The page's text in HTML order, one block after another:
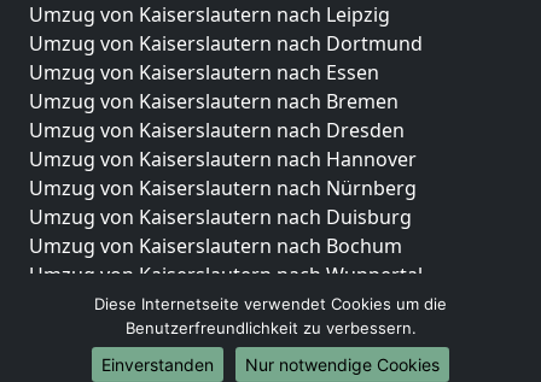
Umzug von Kaiserslautern nach Leipzig
Umzug von Kaiserslautern nach Dortmund
Umzug von Kaiserslautern nach Essen
Umzug von Kaiserslautern nach Bremen
Umzug von Kaiserslautern nach Dresden
Umzug von Kaiserslautern nach Hannover
Umzug von Kaiserslautern nach Nürnberg
Umzug von Kaiserslautern nach Duisburg
Umzug von Kaiserslautern nach Bochum
Umzug von Kaiserslautern nach Wuppertal
Umzug von Kaiserslautern nach Bielefeld
Umzug von Kaiserslautern nach Bonn
Umzug von Kaiserslautern nach Münster
Diese Internetseite verwendet Cookies um die
Benutzerfreundlichkeit zu verbessern.
Einverstanden
Nur notwendige Cookies